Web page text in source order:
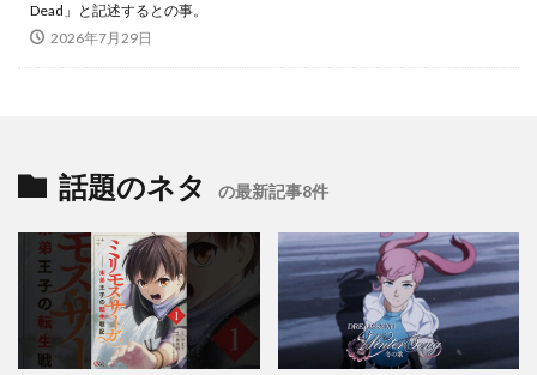
Dead」と記述するとの事。
2026年7月29日
話題のネタ の最新記事8件